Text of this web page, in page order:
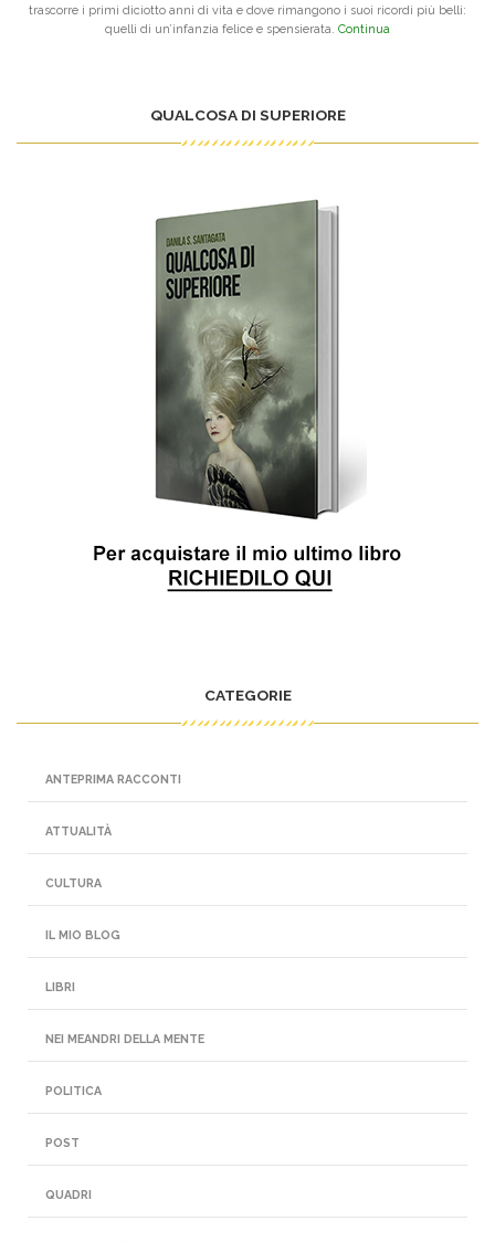
trascorre i primi diciotto anni di vita e dove rimangono i suoi ricordi più belli:
quelli di un’infanzia felice e spensierata. Continua
QUALCOSA DI SUPERIORE
CATEGORIE
ANTEPRIMA RACCONTI
ATTUALITÀ
CULTURA
IL MIO BLOG
LIBRI
NEI MEANDRI DELLA MENTE
POLITICA
POST
QUADRI